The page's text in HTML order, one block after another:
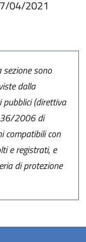
04/2021
sono
dalla
(direttiva
2006 di
compatibili con
e registrati, e
di protezione